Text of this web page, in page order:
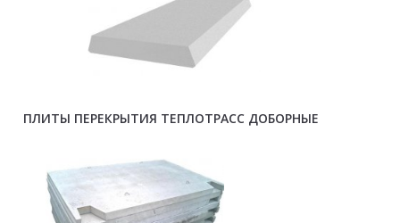
ПЛИТЫ ПЕРЕКРЫТИЯ ТЕПЛОТРАСС ДОБОРНЫЕ